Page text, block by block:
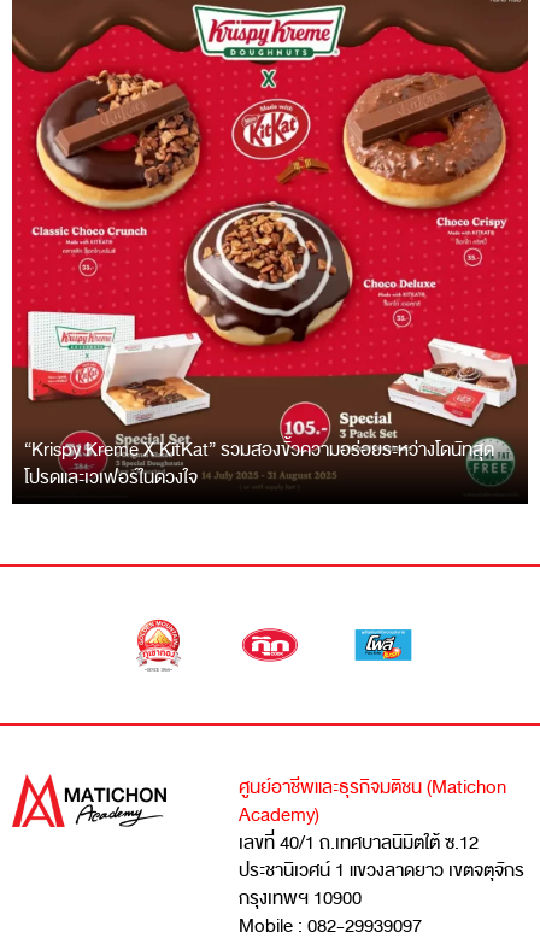
“Krispy Kreme X KitKat” รวมสองขั้วความอร่อยระหว่างโดนัทสุด
โปรดและเวเฟอร์ในดวงใจ
ศูนย์อาชีพและธุรกิจมติชน (Matichon
Academy)
เลขที่ 40/1 ถ.เทศบาลนิมิตใต้ ซ.12
ประชานิเวศน์ 1 แขวงลาดยาว เขตจตุจักร
กรุงเทพฯ 10900
Mobile : 082-29939097